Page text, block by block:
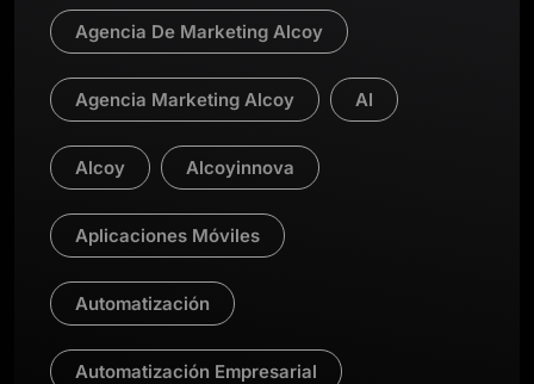
Agencia De Marketing Alcoy
Agencia Marketing Alcoy AI
Alcoy Alcoyinnova
Aplicaciones Móviles
Automatización
Automatización Empresarial